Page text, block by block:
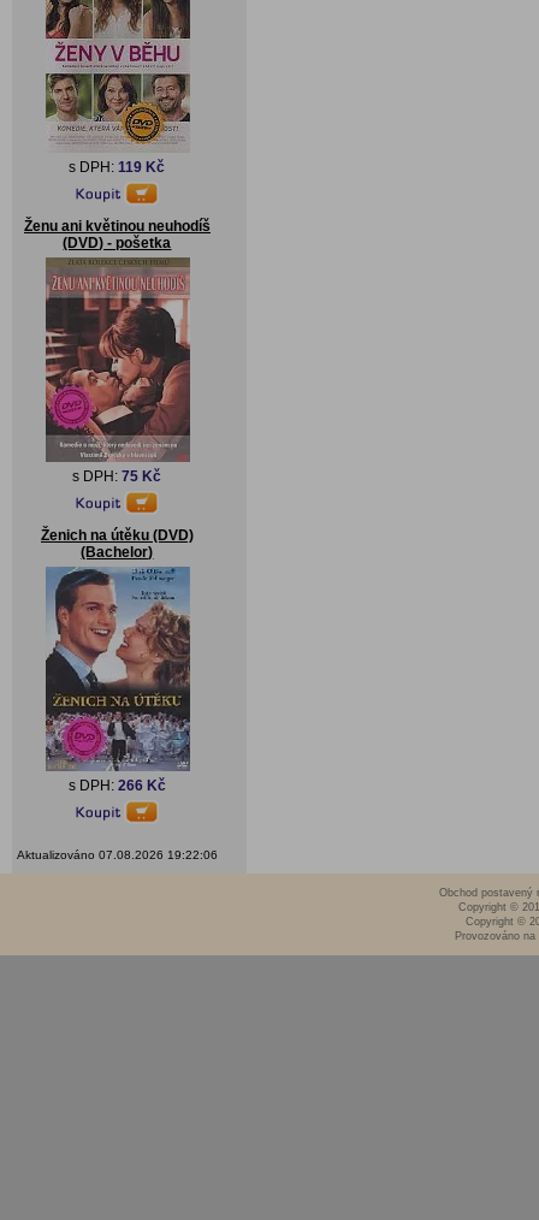
s DPH:119 Kč
Ženu ani květinou neuhodíš
(DVD) - pošetka
s DPH:75 Kč
Ženich na útěku (DVD)
(Bachelor)
s DPH: 266 Kč
Aktualizováno 07.08.2026 19:22:06
Obchod postavený
Copyright ©
Copyright ©
Provozováno